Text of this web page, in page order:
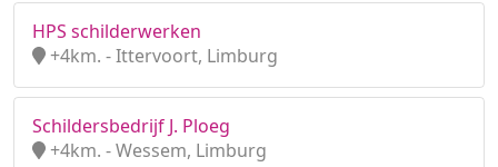
HPS schilderwerken
+4km. - Ittervoort, Limburg
Schildersbedrijf J. Ploeg
+4km. - Wessem, Limburg